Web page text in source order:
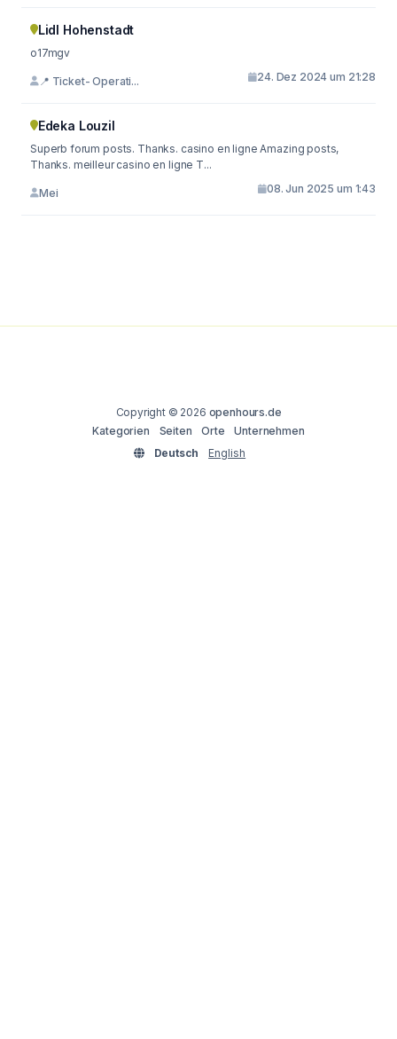
Lidl Hohenstadt
o17mgv
📍 Ticket- Operati... 24. Dez 2024 um 21:28
Edeka Louzil
Superb forum posts. Thanks. casino en ligne Amazing posts,
Thanks. meilleur casino en ligne T...
Mei 08. Jun 2025 um 1:43
Copyright © 2026 openhours.de
Kategorien
Seiten Orte
Unternehmen
Deutsch
English